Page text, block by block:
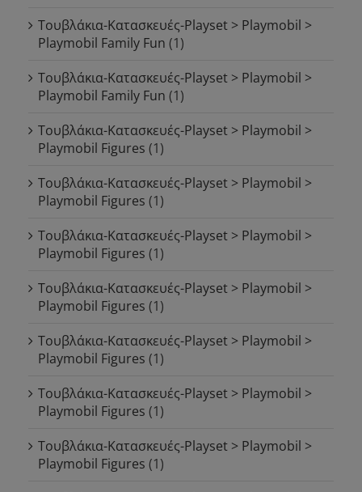
Τουβλάκια-Κατασκευές-Playset > Playmobil >
Playmobil Family Fun (1)
Τουβλάκια-Κατασκευές-Playset > Playmobil >
Playmobil Family Fun (1)
Τουβλάκια-Κατασκευές-Playset > Playmobil >
Playmobil Figures (1)
Τουβλάκια-Κατασκευές-Playset > Playmobil >
Playmobil Figures (1)
Τουβλάκια-Κατασκευές-Playset > Playmobil >
Playmobil Figures (1)
Τουβλάκια-Κατασκευές-Playset > Playmobil >
Playmobil Figures (1)
Τουβλάκια-Κατασκευές-Playset > Playmobil >
Playmobil Figures (1)
Τουβλάκια-Κατασκευές-Playset > Playmobil >
Playmobil Figures (1)
Τουβλάκια-Κατασκευές-Playset > Playmobil >
Playmobil Figures (1)